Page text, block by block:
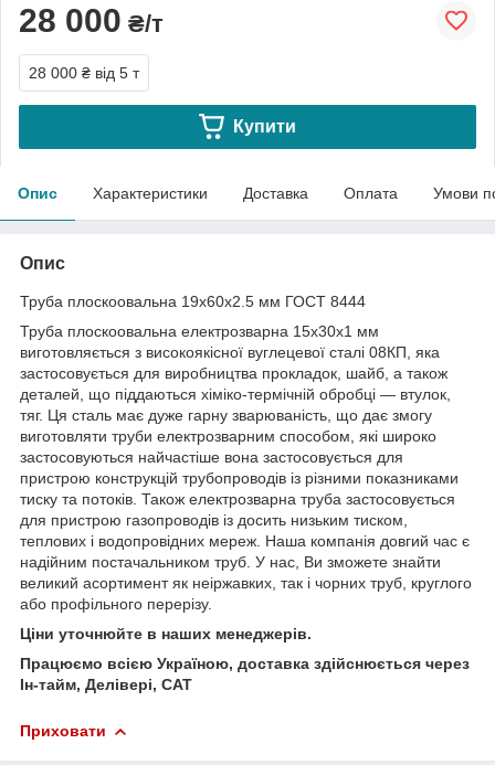
28 000 ₴/т
28 000 ₴ від 5 т
Купити
Опис Характеристики Доставка Оплата Умови
Опис
Труба плоскоовальна 19х60х2.5 мм ГОСТ 8444
Труба плоскоовальна електрозварна 15х30х1 мм
виготовляється з високоякісної вуглецевої сталі 08КП, яка
застосовується для виробництва прокладок, шайб, а також
деталей, що піддаються хіміко-термічній обробці — втулок,
тяг. Ця сталь має дуже гарну зварюваність, що дає змогу
виготовляти труби електрозварним способом, які широко
застосовуються найчастіше вона застосовується для
пристрою конструкцій трубопроводів із різними показниками
тиску та потоків. Також електрозварна труба застосовується
для пристрою газопроводів із досить низьким тиском,
теплових і водопровідних мереж. Наша компанія довгий час є
надійним постачальником труб. У нас, Ви зможете знайти
великий асортимент як неіржавких, так і чорних труб, круглого
або профільного перерізу.
Ціни уточнюйте в наших менеджерів.
Працюємо всією Україною, доставка здійснюється через
Ін-тайм, Делівері, САТ
Приховати